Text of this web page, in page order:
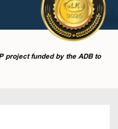
project funded by the ADB to